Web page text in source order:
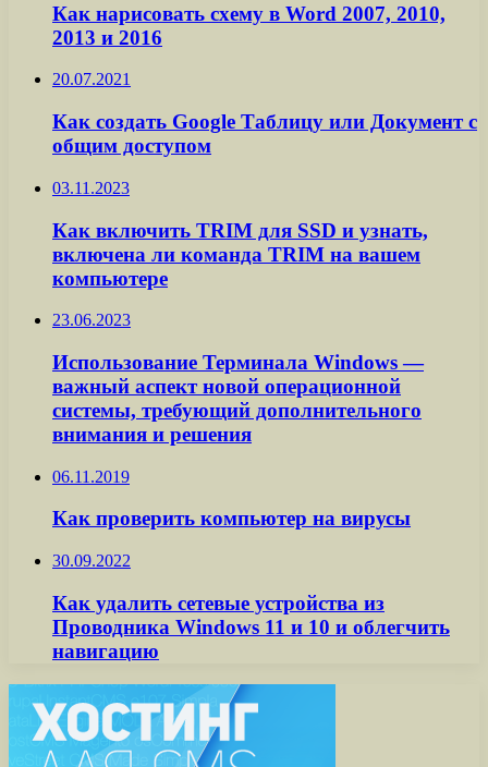
Как нарисовать схему в Word 2007, 2010,
2013 и 2016
20.07.2021
Как создать Google Таблицу или Документ с
общим доступом
03.11.2023
Как включить TRIM для SSD и узнать,
включена ли команда TRIM на вашем
компьютере
23.06.2023
Использование Терминала Windows —
важный аспект новой операционной
системы, требующий дополнительного
внимания и решения
06.11.2019
Как проверить компьютер на вирусы
30.09.2022
Как удалить сетевые устройства из
Проводника Windows 11 и 10 и облегчить
навигацию